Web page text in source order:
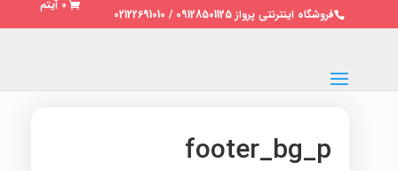
فروشگاه اینترنتی پرواز 09128501125 / 02122691010
0 آیتم
footer_bg_p